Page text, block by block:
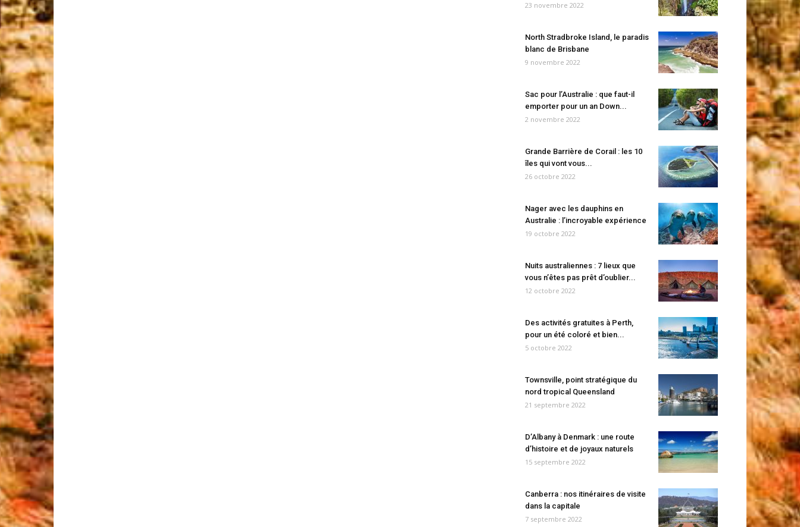
23 novembre 2022
North Stradbroke Island, le paradis
blanc de Brisbane
9 novembre 2022
Sac pour l’Australie : que faut-il
emporter pour un an Down...
2 novembre 2022
Grande Barrière de Corail : les 10
îles qui vont vous...
26 octobre 2022
Nager avec les dauphins en
Australie : l’incroyable expérience
19 octobre 2022
Nuits australiennes : 7 lieux que
vous n’êtes pas prêt d’oublier...
12 octobre 2022
Des activités gratuites à Perth,
pour un été coloré et bien...
5 octobre 2022
Townsville, point stratégique du
nord tropical Queensland
21 septembre 2022
D’Albany à Denmark : une route
d’histoire et de joyaux naturels
15 septembre 2022
Canberra : nos itinéraires de visite
dans la capitale
7 septembre 2022